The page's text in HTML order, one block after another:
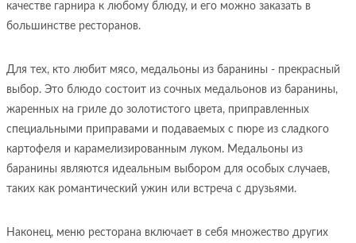
качестве гарнира к любому блюду, и его можно заказать в
большинстве ресторанов.
Для тех, кто любит мясо, медальоны из баранины - прекрасный
выбор. Это блюдо состоит из сочных медальонов из баранины,
жаренных на гриле до золотистого цвета, приправленных
специальными приправами и подаваемых с пюре из сладкого
картофеля и карамелизированным луком. Медальоны из
баранины являются идеальным выбором для особых случаев,
таких как романтический ужин или встреча с друзьями.
Наконец, меню ресторана включает в себя множество других